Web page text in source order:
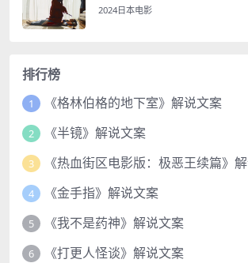
2024日本电影
排行榜
1 《格林伯格的地下室》解说文案
2 《半镜》解说文案
3 《热血街区电影版：极恶王续篇》
4 《金手指》解说文案
5 《我不是药神》解说文案
6 《打更人怪谈》解说文案